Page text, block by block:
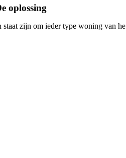
oplossing
staat zijn om ieder type woning van